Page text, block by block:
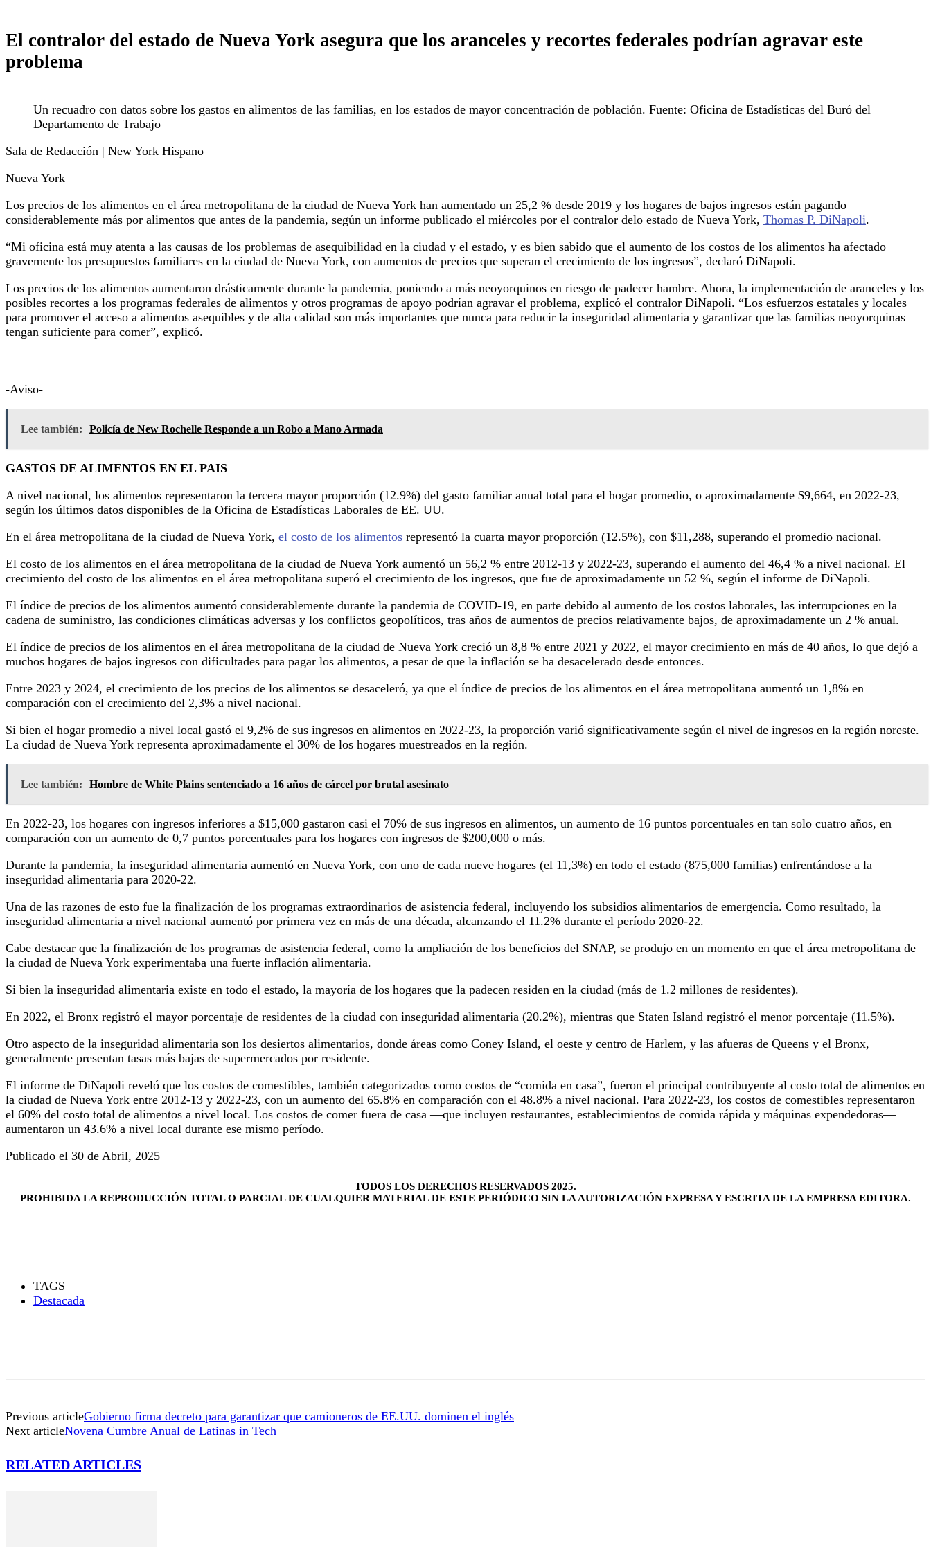
El contralor del estado de Nueva York asegura que los aranceles y recortes federales podrían agravar este
problema
Un recuadro con datos sobre los gastos en alimentos de las familias, en los estados de mayor concentración de población. Fuente: Oficina de Estadísticas del Buró del
Departamento de Trabajo
Sala de Redacción | New York Hispano
Nueva York
Los precios de los alimentos en el área metropolitana de la ciudad de Nueva York han aumentado un 25,2 % desde 2019 y los hogares de bajos ingresos están pagando
considerablemente más por alimentos que antes de la pandemia, según un informe publicado el miércoles por el contralor delo estado de Nueva York, Thomas P. DiNapoli.
“Mi oficina está muy atenta a las causas de los problemas de asequibilidad en la ciudad y el estado, y es bien sabido que el aumento de los costos de los alimentos ha afectado
gravemente los presupuestos familiares en la ciudad de Nueva York, con aumentos de precios que superan el crecimiento de los ingresos”, declaró DiNapoli.
Los precios de los alimentos aumentaron drásticamente durante la pandemia, poniendo a más neoyorquinos en riesgo de padecer hambre. Ahora, la implementación de aranceles y los
posibles recortes a los programas federales de alimentos y otros programas de apoyo podrían agravar el problema, explicó el contralor DiNapoli. “Los esfuerzos estatales y locales
para promover el acceso a alimentos asequibles y de alta calidad son más importantes que nunca para reducir la inseguridad alimentaria y garantizar que las familias neoyorquinas
tengan suficiente para comer”, explicó.
-Aviso-
Lee también: Policía de New Rochelle Responde a un Robo a Mano Armada
GASTOS DE ALIMENTOS EN EL PAIS
A nivel nacional, los alimentos representaron la tercera mayor proporción (12.9%) del gasto familiar anual total para el hogar promedio, o aproximadamente $9,664, en 2022-23,
según los últimos datos disponibles de la Oficina de Estadísticas Laborales de EE. UU.
En el área metropolitana de la ciudad de Nueva York, el costo de los alimentos representó la cuarta mayor proporción (12.5%), con $11,288, superando el promedio nacional.
El costo de los alimentos en el área metropolitana de la ciudad de Nueva York aumentó un 56,2 % entre 2012-13 y 2022-23, superando el aumento del 46,4 % a nivel nacional. El
crecimiento del costo de los alimentos en el área metropolitana superó el crecimiento de los ingresos, que fue de aproximadamente un 52 %, según el informe de DiNapoli.
El índice de precios de los alimentos aumentó considerablemente durante la pandemia de COVID-19, en parte debido al aumento de los costos laborales, las interrupciones en la
cadena de suministro, las condiciones climáticas adversas y los conflictos geopolíticos, tras años de aumentos de precios relativamente bajos, de aproximadamente un 2 % anual.
El índice de precios de los alimentos en el área metropolitana de la ciudad de Nueva York creció un 8,8 % entre 2021 y 2022, el mayor crecimiento en más de 40 años, lo que dejó a
muchos hogares de bajos ingresos con dificultades para pagar los alimentos, a pesar de que la inflación se ha desacelerado desde entonces.
Entre 2023 y 2024, el crecimiento de los precios de los alimentos se desaceleró, ya que el índice de precios de los alimentos en el área metropolitana aumentó un 1,8% en
comparación con el crecimiento del 2,3% a nivel nacional.
Si bien el hogar promedio a nivel local gastó el 9,2% de sus ingresos en alimentos en 2022-23, la proporción varió significativamente según el nivel de ingresos en la región noreste.
La ciudad de Nueva York representa aproximadamente el 30% de los hogares muestreados en la región.
Lee también: Hombre de White Plains sentenciado a 16 años de cárcel por brutal asesinato
En 2022-23, los hogares con ingresos inferiores a $15,000 gastaron casi el 70% de sus ingresos en alimentos, un aumento de 16 puntos porcentuales en tan solo cuatro años, en
comparación con un aumento de 0,7 puntos porcentuales para los hogares con ingresos de $200,000 o más.
Durante la pandemia, la inseguridad alimentaria aumentó en Nueva York, con uno de cada nueve hogares (el 11,3%) en todo el estado (875,000 familias) enfrentándose a la
inseguridad alimentaria para 2020-22.
Una de las razones de esto fue la finalización de los programas extraordinarios de asistencia federal, incluyendo los subsidios alimentarios de emergencia. Como resultado, la
inseguridad alimentaria a nivel nacional aumentó por primera vez en más de una década, alcanzando el 11.2% durante el período 2020-22.
Cabe destacar que la finalización de los programas de asistencia federal, como la ampliación de los beneficios del SNAP, se produjo en un momento en que el área metropolitana de
la ciudad de Nueva York experimentaba una fuerte inflación alimentaria.
Si bien la inseguridad alimentaria existe en todo el estado, la mayoría de los hogares que la padecen residen en la ciudad (más de 1.2 millones de residentes).
En 2022, el Bronx registró el mayor porcentaje de residentes de la ciudad con inseguridad alimentaria (20.2%), mientras que Staten Island registró el menor porcentaje (11.5%).
Otro aspecto de la inseguridad alimentaria son los desiertos alimentarios, donde áreas como Coney Island, el oeste y centro de Harlem, y las afueras de Queens y el Bronx,
generalmente presentan tasas más bajas de supermercados por residente.
El informe de DiNapoli reveló que los costos de comestibles, también categorizados como costos de “comida en casa”, fueron el principal contribuyente al costo total de alimentos en
la ciudad de Nueva York entre 2012-13 y 2022-23, con un aumento del 65.8% en comparación con el 48.8% a nivel nacional. Para 2022-23, los costos de comestibles representaron
el 60% del costo total de alimentos a nivel local. Los costos de comer fuera de casa —que incluyen restaurantes, establecimientos de comida rápida y máquinas expendedoras—
aumentaron un 43.6% a nivel local durante ese mismo período.
Publicado el 30 de Abril, 2025
TODOS LOS DERECHOS RESERVADOS 2025.
PROHIBIDA LA REPRODUCCIÓN TOTAL O PARCIAL DE CUALQUIER MATERIAL DE ESTE PERIÓDICO SIN LA AUTORIZACIÓN EXPRESA Y ESCRITA DE LA EMPRESA EDITORA.
TAGS
Destacada
Previous articleGobierno firma decreto para garantizar que camioneros de EE.UU. dominen el inglés
Next articleNovena Cumbre Anual de Latinas in Tech
RELATED ARTICLES